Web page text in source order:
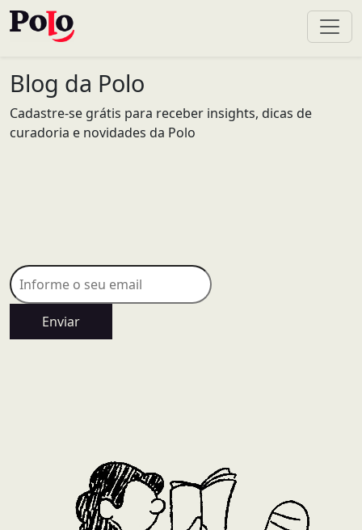
Blog da Polo
Cadastre-se grátis para receber insights, dicas de
curadoria e novidades da Polo
Enviar